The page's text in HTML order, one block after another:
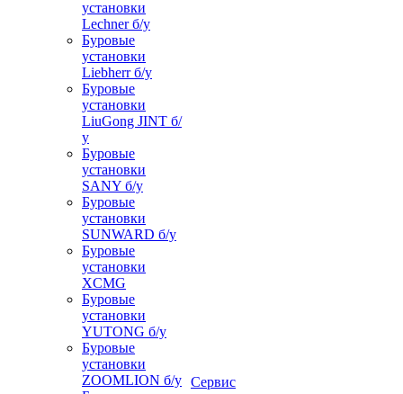
установки
Lechner б/у
Буровые
установки
Liebherr б/у
Буровые
установки
LiuGong JINT б/
у
Буровые
установки
SANY б/у
Буровые
установки
SUNWARD б/у
Буровые
установки
XCMG
Буровые
установки
YUTONG б/у
Буровые
установки
ZOOMLION б/у Сервис